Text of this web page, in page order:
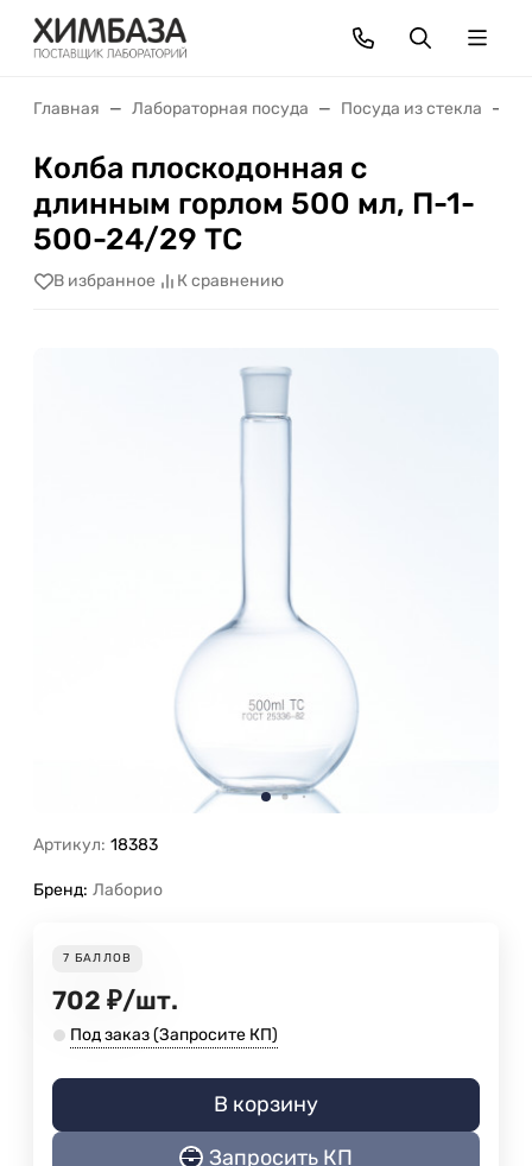
Главная Лабораторная посуда Посуда из стекла
Колба плоскодонная с
длинным горлом 500 мл, П-1-
500-24/29 ТС
В избранное К сравнению
Артикул: 18383
Бренд: Лаборио
7 БАЛЛОВ
702 ₽/шт.
Под заказ (Запросите КП)
В корзину
Запросить КП